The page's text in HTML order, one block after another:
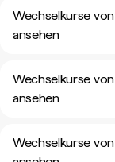
Wechselkurse
ansehen
Wechselkurse
ansehen
Wechselkurse